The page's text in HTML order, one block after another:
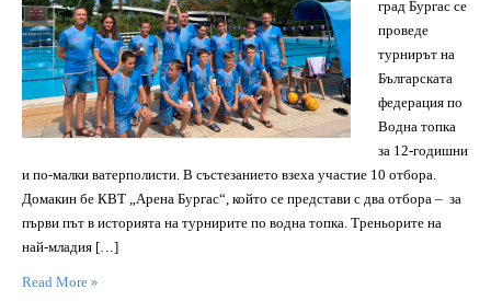
град Бургас се
проведе
турнирът на
Българската
федерация по
Водна топка
за 12-годишни
и по-малки ватерполисти. В състезанието взеха участие 10 отбора.
Домакин бе КВТ „Арена Бургас“, който се представи с два отбора – за
първи път в историята на турнирите по водна топка. Треньорите на
най-младия […]
Read More »